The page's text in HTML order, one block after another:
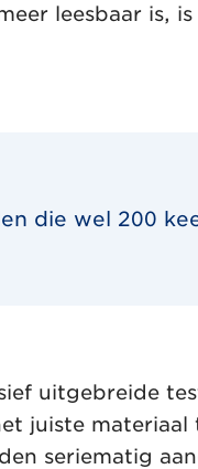
leesbaar is,
die wel 200
uitgebreide
juiste
seriematig